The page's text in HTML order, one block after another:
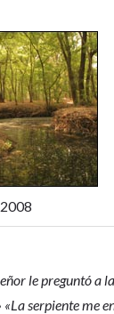
le preguntó a
«La serpiente me